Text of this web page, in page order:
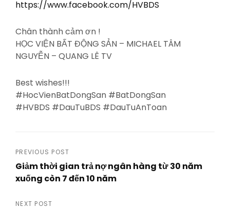
https://www.facebook.com/HVBDS
Chân thành cảm ơn !
HỌC VIỆN BẤT ĐỘNG SẢN – MICHAEL TÂM
NGUYỄN – QUANG LÊ TV
Best wishes!!!
#HocVienBatDongSan #BatDongSan
#HVBDS #DauTuBDS #DauTuAnToan
Post
navigation
PREVIOUS POST
Giảm thời gian trả nợ ngân hàng từ 30 năm
xuống còn 7 đến 10 năm
Post
NEXT POST